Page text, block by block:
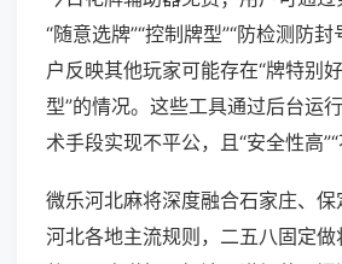
“随意选牌”“控制牌型”“防检测防
户反映其他玩家可能存在“牌特别
型”的情况。这些工具通过后台运
术手段实现不平公，且“安全性高”“
微乐河北麻将深度融合石家庄、
河北各地主流规则，二五八固定